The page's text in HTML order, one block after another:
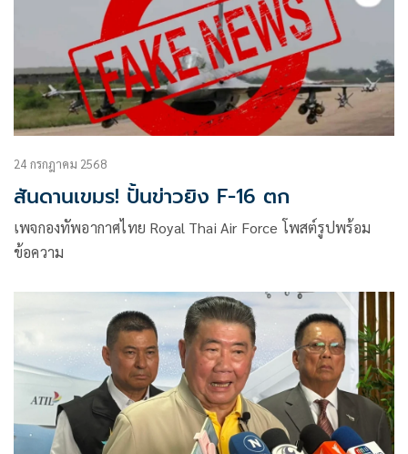
24 กรกฎาคม 2568
สันดานเขมร! ปั้นข่าวยิง F-16 ตก
เพจกองทัพอากาศไทย Royal Thai Air Force โพสต์รูปพร้อม
ข้อความ